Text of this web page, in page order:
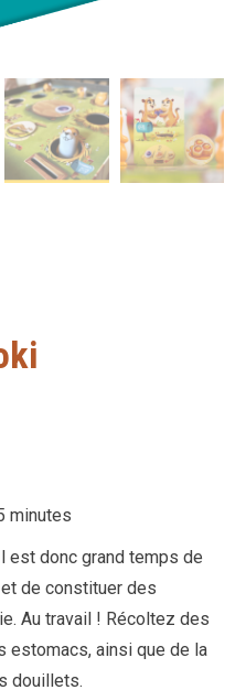
minutes
est donc grand temps de
de constituer des
Au travail ! Récoltez des
estomacs, ainsi que de la
douillets.